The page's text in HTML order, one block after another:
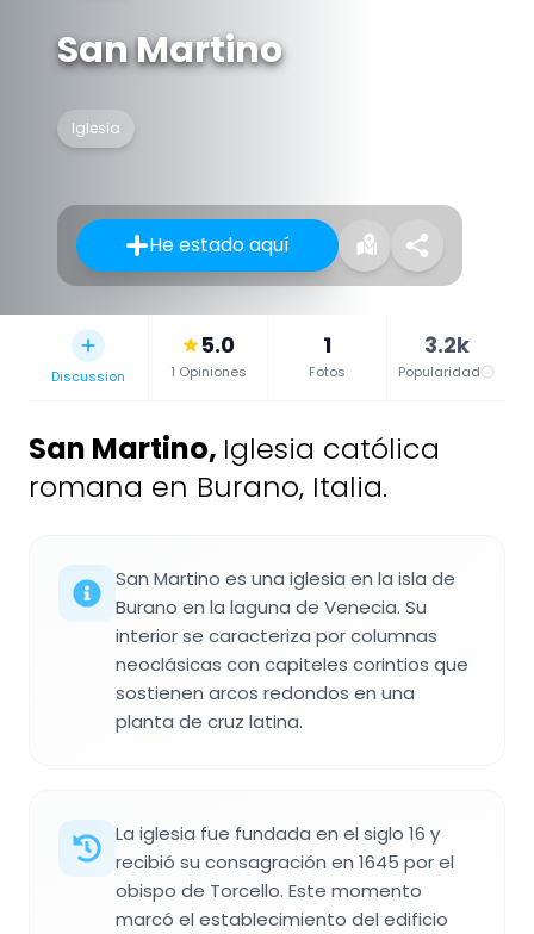
San Martino
Iglesia
He estado aquí
Discussion
5.0
1 Opiniones
1
Fotos
3.2k
Popularidad
San Martino, Iglesia católica
romana en Burano, Italia.
San Martino es una iglesia en la isla de
Burano en la laguna de Venecia. Su
interior se caracteriza por columnas
neoclásicas con capiteles corintios que
sostienen arcos redondos en una
planta de cruz latina.
La iglesia fue fundada en el siglo 16 y
recibió su consagración en 1645 por el
obispo de Torcello. Este momento
marcó el establecimiento del edificio